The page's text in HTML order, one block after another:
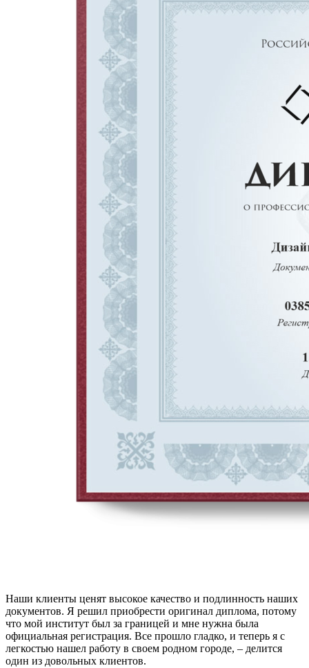
Наши клиенты ценят высокое качество и подлинность наших
документов. Я решил приобрести оригинал диплома, потому
что мой институт был за границей и мне нужна была
официальная регистрация. Все прошло гладко, и теперь я с
легкостью нашел работу в своем родном городе, – делится
один из довольных клиентов.